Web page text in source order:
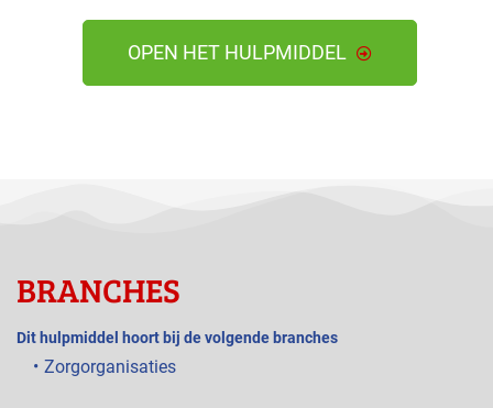
OPEN HET HULPMIDDEL
BRANCHES
Dit hulpmiddel hoort bij de volgende branches
Zorgorganisaties